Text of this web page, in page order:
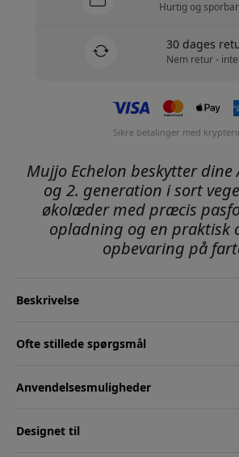
Hurtig og
30 dages
Nem retur -
Sikre betalinger med
Mujjo Echelon beskytter dine
og 2. generation i sort
økolæder med præcis
opladning og en praktisk
opbevaring på
Beskrivelse
Ofte stillede spørgsmål
Anvendelsesmuligheder
Designet til